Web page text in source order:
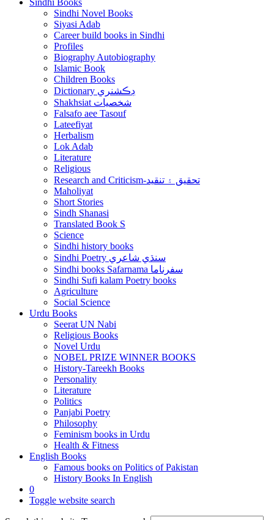
Sindhi Books
Sindhi Novel Books
Siyasi Adab
Career build books in Sindhi
Profiles
Biography Autobiography
Islamic Book
Children Books
Dictionary ڊڪشنري
Shakhsiat شخصيات
Falsafo aee Tasouf
Lateefiyat
Herbalism
Lok Adab
Literature
Religious
Research and Criticism-تحقيق ۽ تنقيد
Maholiyat
Short Stories
Sindh Shanasi
Translated Book S
Science
Sindhi history books
Sindhi Poetry سنڌي شاعري
Sindhi books Safarnama سفرناما
Sindhi Sufi kalam Poetry books
Agriculture
Social Science
Urdu Books
Seerat UN Nabi
Religious Books
Novel Urdu
NOBEL PRIZE WINNER BOOKS
History-Tareekh Books
Personality
Literature
Politics
Panjabi Poetry
Philosophy
Feminism books in Urdu
Health & Fitness
English Books
Famous books on Politics of Pakistan
History Books In English
0
Toggle website search